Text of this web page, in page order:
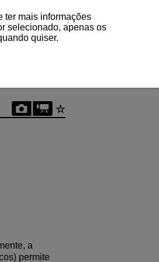
a
permite
ter mais informações
selecionado, apenas os
quiser.